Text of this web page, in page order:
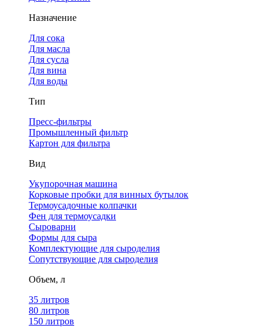
Назначение
Для сока
Для масла
Для сусла
Для вина
Для воды
Тип
Пресс-фильтры
Промышленный фильтр
Картон для фильтра
Вид
Укупорочная машина
Корковые пробки для винных бутылок
Термоусадочные колпачки
Фен для термоусадки
Сыроварни
Формы для сыра
Комплектующие для сыроделия
Сопутствующие для сыроделия
Объем, л
35 литров
80 литров
150 литров